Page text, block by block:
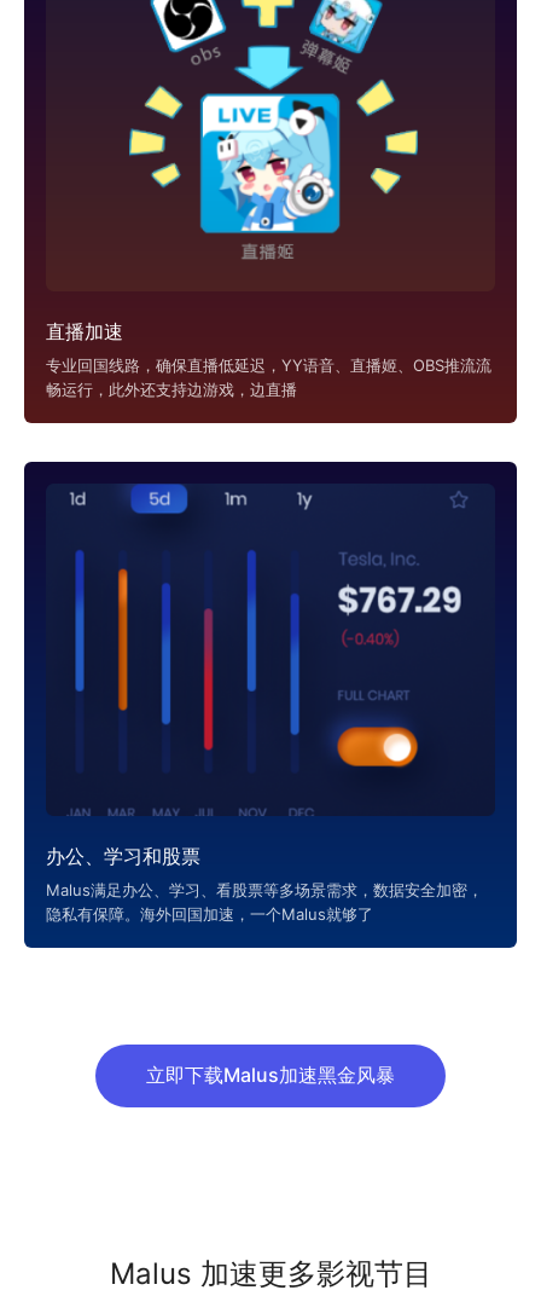
直播加速
专业回国线路，确保直播低延迟，YY语音、直播姬、OBS推流流
畅运行，此外还支持边游戏，边直播
办公、学习和股票
Malus满足办公、学习、看股票等多场景需求，数据安全加密，
隐私有保障。海外回国加速，一个Malus就够了
立即下载Malus加速黑金风暴
Malus 加速更多影视节目